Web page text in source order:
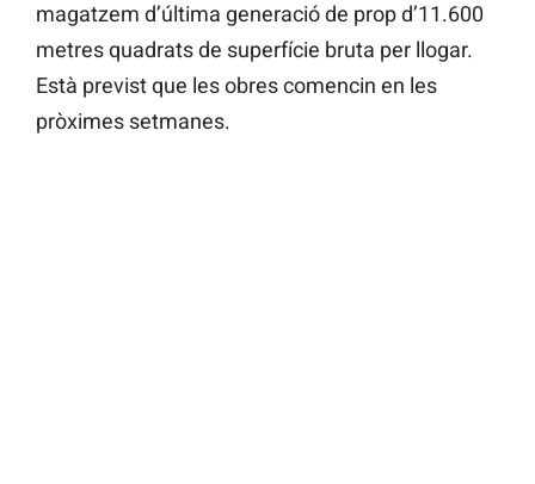
magatzem d’última generació de prop d’11.600
metres quadrats de superfície bruta per llogar.
Està previst que les obres comencin en les
pròximes setmanes.